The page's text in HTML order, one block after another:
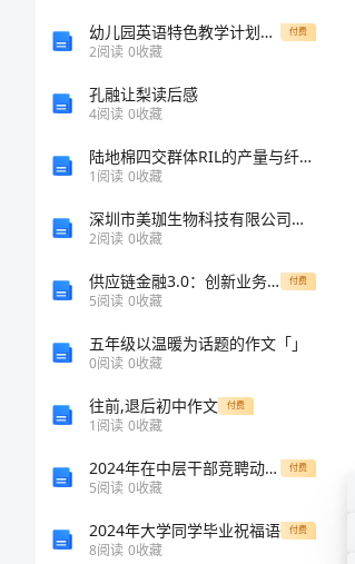
《倒
幼儿园英语特色教学计划新版 付费
2阅读 0收藏
孔融让梨读后感
4阅读 0收藏
陆地棉四交群体RIL的产量与纤维品质QTL定位和轮回选择群体的评价的任务书
1阅读 0收藏
深圳市美珈生物科技有限公司介绍企业发展分析报告
2阅读 0收藏
供应链金融3.0：创新业务模式及案例分析报告 付费
5阅读 0收藏
五年级以温暖为话题的作文「」
0阅读 0收藏
往前,退后初中作文 付费
1阅读 0收藏
2024年在中层干部竞聘动员会上讲话范文 付费
5阅读 0收藏
2024年大学同学毕业祝福语 付费
8阅读 0收藏